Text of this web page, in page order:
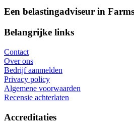
Een belastingadviseur in
Belangrijke links
Contact
Over ons
Bedrijf aanmelden
Privacy policy
Algemene voorwaarden
Recensie achterlaten
Accreditaties